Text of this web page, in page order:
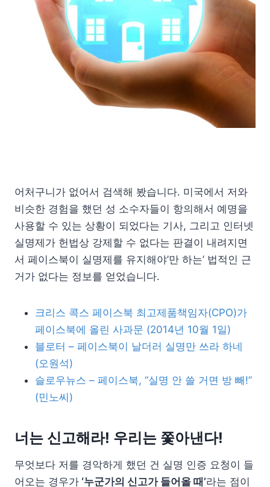
어처구니가 없어서 검색해 봤습니다. 미국에서 저와
비슷한 경험을 했던 성 소수자들이 항의해서 예명을
사용할 수 있는 상황이 되었다는 기사, 그리고 인터넷
실명제가 헌법상 강제할 수 없다는 판결이 내려지면
서 페이스북이 실명제를 유지해야’만 하는’ 법적인 근
거가 없다는 정보를 얻었습니다.
크리스 콕스 페이스북 최고제품책임자(CPO)가
페이스북에 올린 사과문 (2014년 10월 1일)
블로터 – 페이스북이 날더러 실명만 쓰라 하네
(오원석)
슬로우뉴스 – 페이스북, “실명 안 쓸 거면 방 빼!”
(민노씨)
너는 신고해라! 우리는 쫓아낸다!
무엇보다 저를 경악하게 했던 건 실명 인증 요청이 들
어오는 경우가 ‘누군가의 신고가 들어올 때’라는 점이